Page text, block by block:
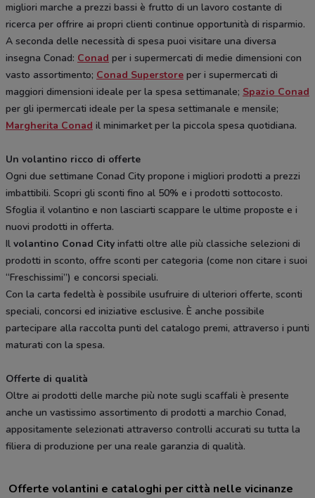
migliori marche a prezzi bassi è frutto di un lavoro costante di
ricerca per offrire ai propri clienti continue opportunità di risparmio.
A seconda delle necessità di spesa puoi visitare una diversa
insegna Conad: Conad per i supermercati di medie dimensioni con
vasto assortimento; Conad Superstore per i supermercati di
maggiori dimensioni ideale per la spesa settimanale; Spazio Conad
per gli ipermercati ideale per la spesa settimanale e mensile;
Margherita Conad il minimarket per la piccola spesa quotidiana.
Un volantino ricco di offerte
Ogni due settimane Conad City propone i migliori prodotti a prezzi
imbattibili. Scopri gli sconti fino al 50% e i prodotti sottocosto.
Sfoglia il volantino e non lasciarti scappare le ultime proposte e i
nuovi prodotti in offerta.
Il volantino Conad City infatti oltre alle più classiche selezioni di
prodotti in sconto, offre sconti per categoria (come non citare i suoi
“Freschissimi”) e concorsi speciali.
Con la carta fedeltà è possibile usufruire di ulteriori offerte, sconti
speciali, concorsi ed iniziative esclusive. È anche possibile
partecipare alla raccolta punti del catalogo premi, attraverso i punti
maturati con la spesa.
Offerte di qualità
Oltre ai prodotti delle marche più note sugli scaffali è presente
anche un vastissimo assortimento di prodotti a marchio Conad,
appositamente selezionati attraverso controlli accurati su tutta la
filiera di produzione per una reale garanzia di qualità.
Offerte volantini e cataloghi per città nelle vicinanze